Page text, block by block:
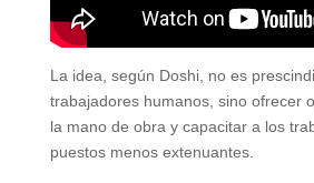
La idea, según Doshi, no es
trabajadores humanos, sino ofrecer
la mano de obra y capacitar a los
puestos menos extenuantes.